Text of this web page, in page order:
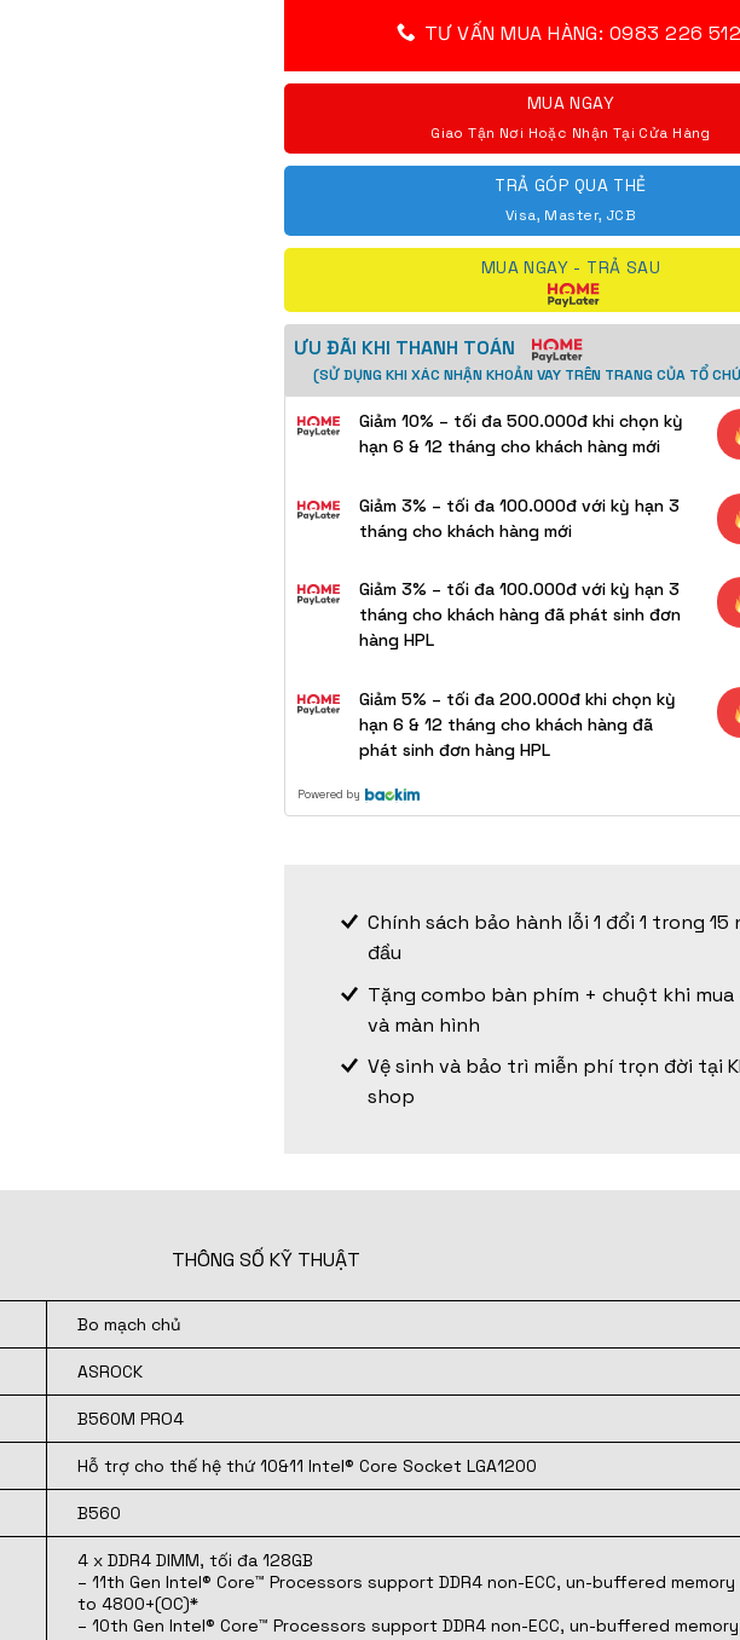
TƯ VẤN MUA HÀNG: 0983 226 512
MUA NGAY
Giao Tận Nơi Hoặc Nhận Tại Cửa Hàng
TRẢ GÓP QUA THẺ
Visa, Master, JCB
MUA NGAY - TRẢ SAU
ƯU ĐÃI KHI THANH TOÁN
(SỬ DỤNG KHI XÁC NHẬN KHOẢN VAY TRÊN TRANG CỦA TỔ
Giảm 10% – tối đa 500.000đ khi chọn kỳ
hạn 6 & 12 tháng cho khách hàng mới
Giảm 3% – tối đa 100.000đ với kỳ hạn 3
tháng cho khách hàng mới
Giảm 3% – tối đa 100.000đ với kỳ hạn 3
tháng cho khách hàng đã phát sinh đơn
hàng HPL
Giảm 5% – tối đa 200.000đ khi chọn kỳ
hạn 6 & 12 tháng cho khách hàng đã
phát sinh đơn hàng HPL
Powered by
Chính sách bảo hành lỗi 1 đổi 1 trong 15
đầu
Tặng combo bàn phím + chuột khi mua
và màn hình
Vệ sinh và bảo trì miễn phí trọn đời tại
shop
THÔNG SỐ KỸ THUẬT
Bo mạch chủ
ASROCK
B560M PRO4
Hỗ trợ cho thế hệ thứ 10&11 Intel® Core Socket LGA1200
B560
4 x DDR4 DIMM, tối đa 128GB
– 11th Gen Intel® Core™ Processors support DDR4 non-ECC, un-buffered memory
to 4800+(OC)*
– 10th Gen Intel® Core™ Processors support DDR4 non-ECC, un-buffered